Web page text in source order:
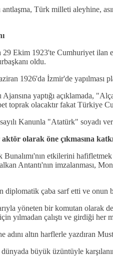
Türk milleti aleyhine,
29 Ekim 1923'te Cumhuriyet
oldu.
1926'da İzmir'de yapılması
yaptığı açıklamada,
toprak olacaktır fakat Türkiye
Kanunla "Atatürk" soyadı
olarak öne çıkmasına
etkilerini hafifletmek
Antantı'nın imzalanması,
çaba sarf etti ve onun
yöneten bir komutan olarak
yılmadan çalıştı ve girdiği her
altın harflerle yazdıran
büyük üzüntüyle